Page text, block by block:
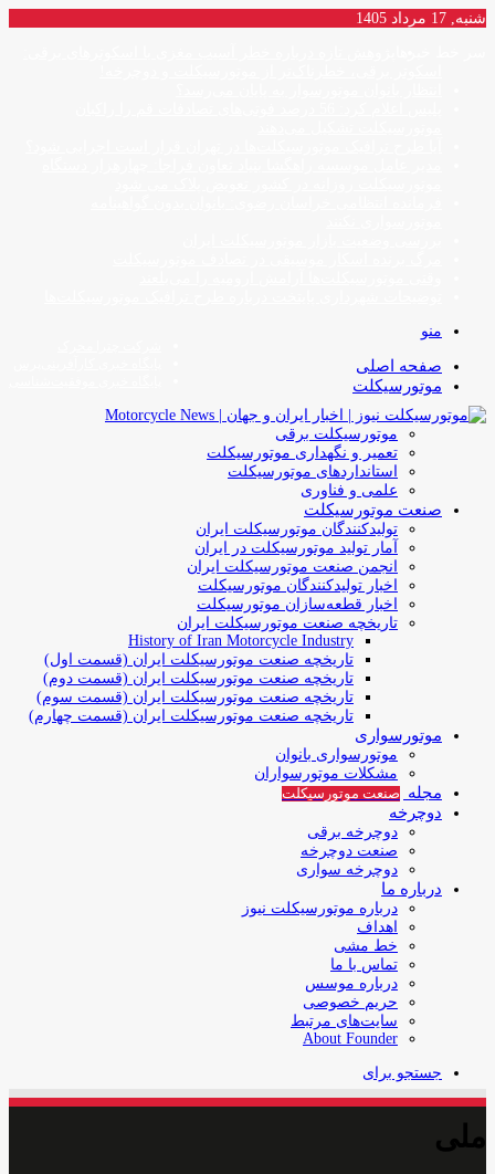
شنبه, 17 مرداد 1405
منو
صفحه اصلی
موتورسیکلت
موتورسیکلت برقی
تعمیر و نگهداری موتورسیکلت
استانداردهای موتورسیکلت
علمی و فناوری
صنعت موتورسیکلت
تولیدکنندگان موتورسیکلت ایران
آمار تولید موتورسیکلت در ایران
انجمن صنعت موتورسیکلت ایران
اخبار تولیدکنندگان موتورسیکلت
اخبار قطعه‌سازان موتورسیکلت
تاریخچه صنعت موتورسیکلت ایران
History of Iran Motorcycle Industry
تاریخچه صنعت موتورسیکلت ایران (قسمت اول)
تاریخچه صنعت موتورسیکلت ایران (قسمت دوم)
تاریخچه صنعت موتورسیکلت ایران (قسمت سوم)
تاریخچه صنعت موتورسیکلت ایران (قسمت چهارم)
موتورسواری
موتورسواری بانوان
مشکلات موتورسواران
مجله صنعت موتورسیکلت
دوچرخه
دوچرخه برقی
صنعت دوچرخه
دوچرخه سواری
درباره ما
درباره موتورسیکلت نیوز
اهداف
خط مشی
تماس با ما
درباره موسس
حریم خصوصی
سایت‌های مرتبط
About Founder
جستجو برای
ملی